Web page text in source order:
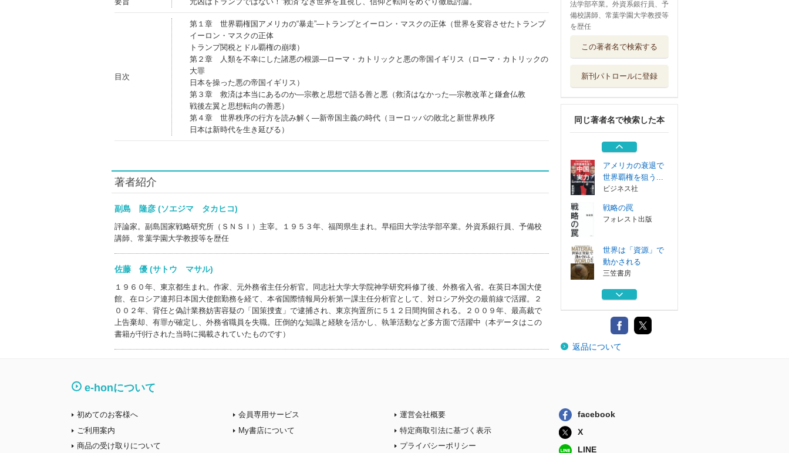
目次
第１章 世界覇権国アメリカの“暴走”―トランプとイーロン・マスクの正体（世界を変容させたトランプ
イーロン・マスクの正体
トランプ関税とドル覇権の崩壊）
第２章 人類を不幸にした諸悪の根源―ローマ・カトリックと悪の帝国イギリス（ローマ・カトリックの
大罪
日本を操った悪の帝国イギリス）
第３章 救済は本当にあるのか―宗教と思想で語る善と悪（救済はなかった―宗教改革と鎌倉仏教
戦後左翼と思想転向の善悪）
第４章 世界秩序の行方を読み解く―新帝国主義の時代（ヨーロッパの敗北と新世界秩序
日本は新時代を生き延びる）
著者紹介
副島 隆彦 (ソエジマ タカヒコ)
評論家。副島国家戦略研究所（ＳＮＳＩ）主宰。１９５３年、福岡県生まれ。早稲田大学法学部卒業。外資系銀行員、予備校
講師、常葉学園大学教授等を歴任
佐藤 優 (サトウ マサル)
１９６０年、東京都生まれ。作家、元外務省主任分析官。同志社大学大学院神学研究科修了後、外務省入省。在英日本国大使
館、在ロシア連邦日本国大使館勤務を経て、本省国際情報局分析第一課主任分析官として、対ロシア外交の最前線で活躍。２
００２年、背任と偽計業務妨害容疑の「国策捜査」で逮捕され、東京拘置所に５１２日間拘留される。２００９年、最高裁で
上告棄却、有罪が確定し、外務省職員を失職。圧倒的な知識と経験を活かし、執筆活動など多方面で活躍中（本データはこの
書籍が刊行された当時に掲載されていたものです）
法学部卒業。外資系銀行員、予
備校講師、常葉学園大学教授等
を歴任
この著者名で検索する
新刊パトロールに登録
同じ著者名で検索した本
動かされる
米ドル札の消滅そ
徳間書店
五十歳からの知的
撤退戦
宝島社
アメリカの衰退で
世界覇権を狙う...
ビジネス社
戦略の罠
フォレスト出版
世界は「資源」で
動かされる
三笠書房
米ドル札の消滅そ
徳間書店
五十歳からの知的
撤退戦
戦略の罠
返品について
e-honについて
初めてのお客様へ
ご利用案内
商品の受け取りについて
会員専用サービス
My書店について
運営会社概要
特定商取引法に基づく表示
プライバシーポリシー
facebook
X
LINE